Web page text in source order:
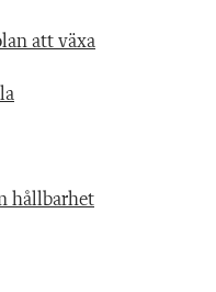
att växa
hållbarhet